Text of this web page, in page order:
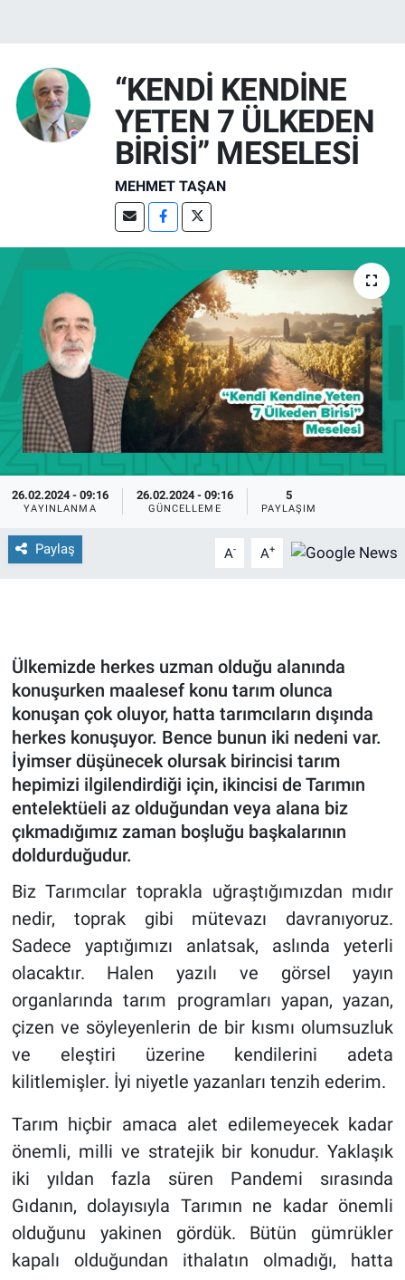
“KENDİ KENDİNE
YETEN 7 ÜLKEDEN
BİRİSİ” MESELESİ
MEHMET TAŞAN
26.02.2024 - 09:16
YAYINLANMA
26.02.2024 - 09:16
GÜNCELLEME
5
PAYLAŞIM
Paylaş A- A+
Ülkemizde herkes uzman olduğu alanında
konuşurken maalesef konu tarım olunca
konuşan çok oluyor, hatta tarımcıların dışında
herkes konuşuyor. Bence bunun iki nedeni var.
İyimser düşünecek olursak birincisi tarım
hepimizi ilgilendirdiği için, ikincisi de Tarımın
entelektüeli az olduğundan veya alana biz
çıkmadığımız zaman boşluğu başkalarının
doldurduğudur.
Biz Tarımcılar toprakla uğraştığımızdan mıdır
nedir, toprak gibi mütevazı davranıyoruz.
Sadece yaptığımızı anlatsak, aslında yeterli
olacaktır. Halen yazılı ve görsel yayın
organlarında tarım programları yapan, yazan,
çizen ve söyleyenlerin de bir kısmı olumsuzluk
ve eleştiri üzerine kendilerini adeta
kilitlemişler. İyi niyetle yazanları tenzih ederim.
Tarım hiçbir amaca alet edilemeyecek kadar
önemli, milli ve stratejik bir konudur. Yaklaşık
iki yıldan fazla süren Pandemi sırasında
Gıdanın, dolayısıyla Tarımın ne kadar önemli
olduğunu yakinen gördük. Bütün gümrükler
kapalı olduğundan ithalatın olmadığı, hatta